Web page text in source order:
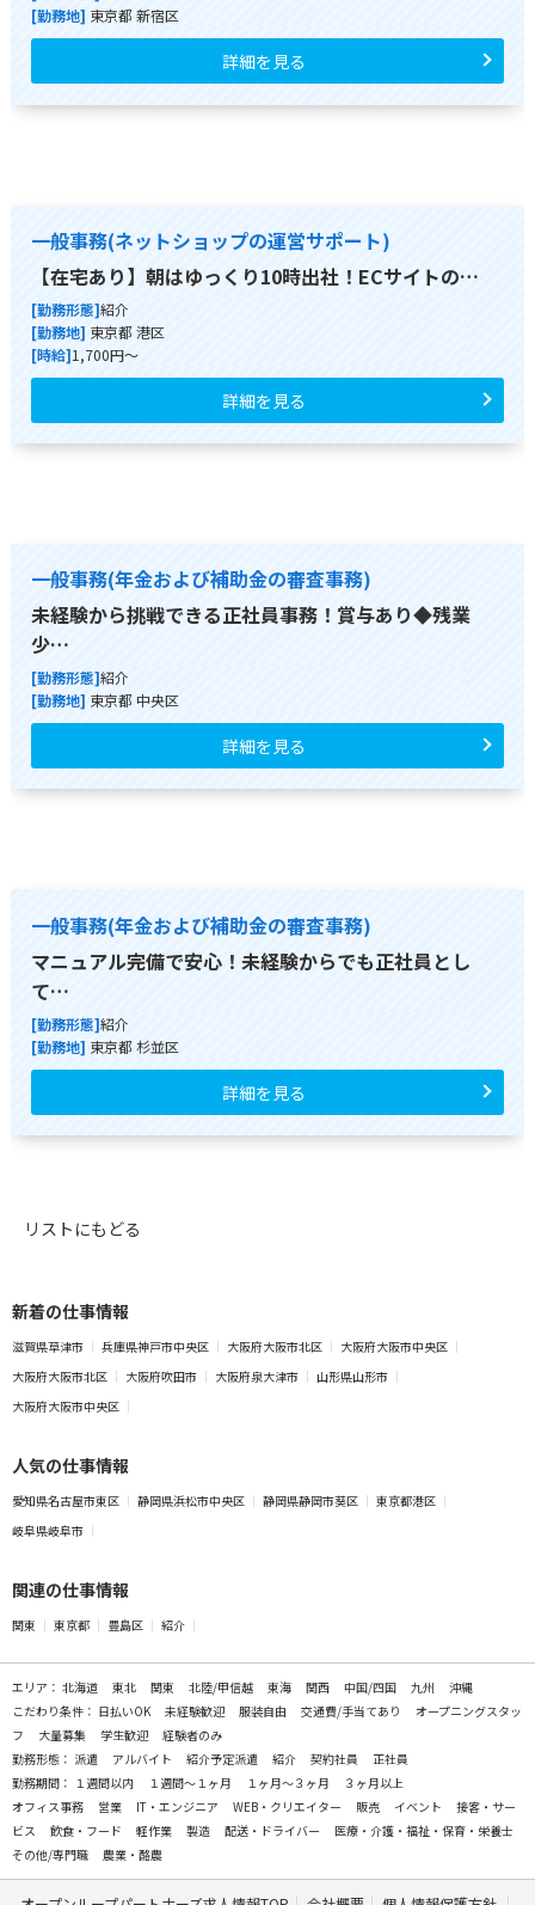
[勤務地] 東京都 新宿区
詳細を見る
一般事務(ネットショップの運営サポート)
【在宅あり】朝はゆっくり10時出社！ECサイトの…
[勤務形態]紹介
[勤務地] 東京都 港区
[時給]1,700円～
詳細を見る
一般事務(年金および補助金の審査事務)
未経験から挑戦できる正社員事務！賞与あり◆残業
少…
[勤務形態]紹介
[勤務地] 東京都 中央区
詳細を見る
一般事務(年金および補助金の審査事務)
マニュアル完備で安心！未経験からでも正社員とし
て…
[勤務形態]紹介
[勤務地] 東京都 杉並区
詳細を見る
リストにもどる
新着の仕事情報
滋賀県草津市 兵庫県神戸市中央区 大阪府大阪市北区
大阪府大阪市中央区
大阪府大阪市北区
大阪府吹田市 大阪府泉大津市
山形県山形市
大阪府大阪市中央区
人気の仕事情報
愛知県名古屋市東区 静岡県浜松市中央区 静岡県静岡市葵区
東京都港区
岐阜県岐阜市
関連の仕事情報
関東 東京都 豊島区 紹介
エリア： 北海道 東北 関東 北陸/甲信越 東海 関西 中国/四国 九州
沖縄
こだわり条件： 日払いOK 未経験歓迎 服装自由 交通費/手当てあり
オープニングスタッ
フ
大量募集 学生歓迎
経験者のみ
勤務形態： 派遣 アルバイト 紹介予定派遣 紹介 契約社員
正社員
勤務期間： １週間以内 １週間～１ヶ月 １ヶ月～３ヶ月
３ヶ月以上
オフィス事務
営業 IT・エンジニア WEB・クリエイター 販売 イベント
接客・サー
ビス
飲食・フード 軽作業 製造 配送・ドライバー
医療・介護・福祉・保育・栄養士
その他/専門職
農業・酪農